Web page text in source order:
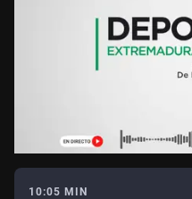
10:05 MIN